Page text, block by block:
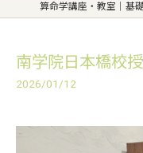
南学院日本橋校
2026/01/12